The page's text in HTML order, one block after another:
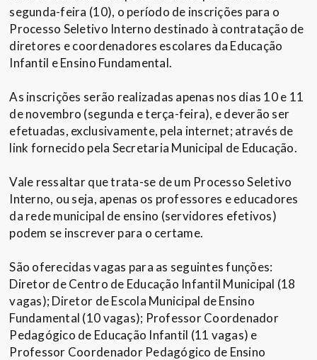
segunda-feira (10), o período de inscrições para o
Processo Seletivo Interno destinado à contratação de
diretores e coordenadores escolares da Educação
Infantil e Ensino Fundamental.
As inscrições serão realizadas apenas nos dias 10 e 11
de novembro (segunda e terça-feira), e deverão ser
efetuadas, exclusivamente, pela internet; através de
link fornecido pela Secretaria Municipal de Educação.
Vale ressaltar que trata-se de um Processo Seletivo
Interno, ou seja, apenas os professores e educadores
da rede municipal de ensino (servidores efetivos)
podem se inscrever para o certame.
São oferecidas vagas para as seguintes funções:
Diretor de Centro de Educação Infantil Municipal (18
vagas); Diretor de Escola Municipal de Ensino
Fundamental (10 vagas); Professor Coordenador
Pedagógico de Educação Infantil (11 vagas) e
Professor Coordenador Pedagógico de Ensino